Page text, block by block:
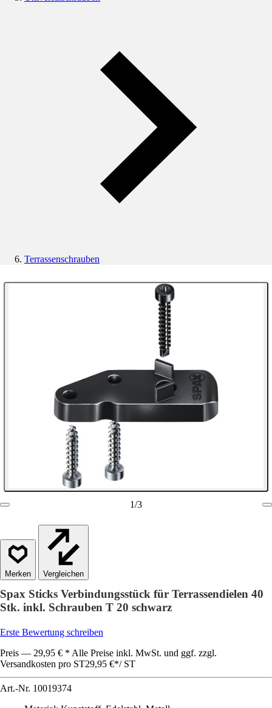
Terrassenschrauben
1/3
Vergleichen
Spax Sticks Verbindungsstück für Terrassendielen 40
Stk. inkl. Schrauben T 20 schwarz
Erste Bewertung schreiben
Preis — 29,95 € * Alle Preise inkl. MwSt. und ggf. zzgl.
Versandkosten pro ST29,95 €*/ ST
Art.-Nr. 10019374